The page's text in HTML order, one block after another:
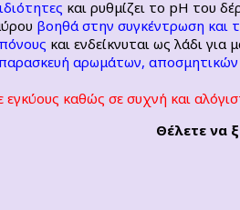
και ρυθμίζει το pH του
βοηθά στην συγκέντρωση και
και ενδείκνυται ως λάδι για
αρωμάτων,
εγκύους καθώς σε συχνή και
Θέλετε να